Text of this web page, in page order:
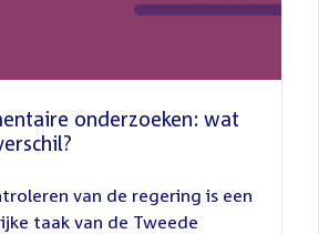
onderzoeken: wat
van de regering is een
taak van de Tweede